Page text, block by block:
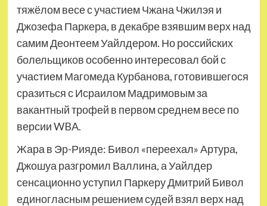
тяжёлом весе с участием Чжана Чжилэя и
Джозефа Паркера, в декабре взявшим верх над
самим Деонтеем Уайлдером. Но российских
болельщиков особенно интересовал бой с
участием Магомеда Курбанова, готовившегося
сразиться с Исраилом Мадримовым за
вакантный трофей в первом среднем весе по
версии WBA.
Жара в Эр-Рияде: Бивол «переехал» Артура,
Джошуа разгромил Валлина, а Уайлдер
сенсационно уступил Паркеру Дмитрий Бивол
единогласным решением судей взял верх над